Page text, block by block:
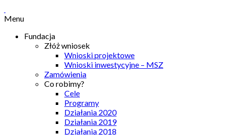
Menu
Fundacja
Złóż wniosek
Wnioski projektowe
Wnioski inwestycyjne – MSZ
Zamówienia
Co robimy?
Cele
Programy
Działania 2020
Działania 2019
Działania 2018